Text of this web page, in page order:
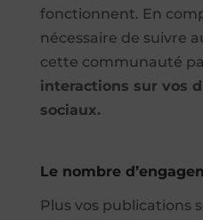
fonctionnent. En
nécessaire de suivre
cette communauté
interactions sur vos
sociaux.
Le nombre
Plus vos publications